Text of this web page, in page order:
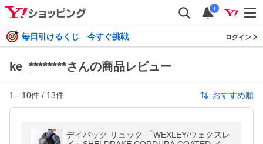
i
毎日引けるくじ 今すぐ挑戦 ログイン
ke_********さんの商品レビュー
1 - 10件 / 13件 おすすめ順
デイバック リュック 「WEXLEY/ウェクスレ